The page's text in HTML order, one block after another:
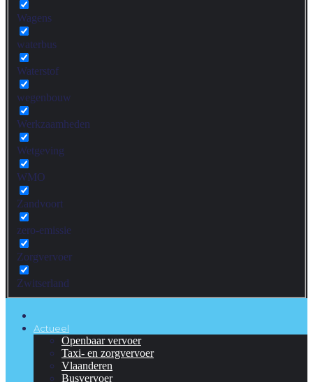
Wagens
waterbus
Waterstof
wegenbouw
Werkzaamheden
Wetgeving
WMO
Zandvoort
zero-emissie
Zorgvervoer
Zwitserland
Actueel
Openbaar vervoer
Taxi- en zorgvervoer
Vlaanderen
Busvervoer